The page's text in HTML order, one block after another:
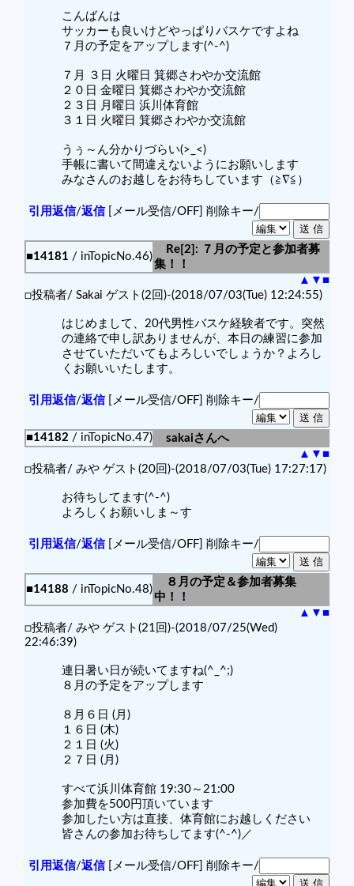
こんばんは
サッカーも良いけどやっぱりバスケですよね
７月の予定をアップします(^-^)
７月 ３日 火曜日 箕郷さわやか交流館
２０日 金曜日 箕郷さわやか交流館
２３日 月曜日 浜川体育館
３１日 火曜日 箕郷さわやか交流館
うぅ～ん分かりづらい(>_<)
手帳に書いて間違えないようにお願いします
みなさんのお越しをお待ちしています（≧∇≦）
引用返信/返信[メール受信/OFF] 削除キー/
■14181 / inTopicNo.46)
Re[2]: ７月の予定と参加者募
集！！
▲ ▼ ■
□投稿者/ Sakai ゲスト(2回)-(2018/07/03(Tue) 12:24:55)
はじめまして、20代男性バスケ経験者です。突然
の連絡で申し訳ありませんが、本日の練習に参加
させていただいてもよろしいでしょうか？よろし
くお願いいたします。
引用返信/返信[メール受信/OFF] 削除キー/
■14182 / inTopicNo.47)
sakaiさんへ
▲ ▼ ■
□投稿者/ みや ゲスト(20回)-(2018/07/03(Tue) 17:27:17)
お待ちしてます(^-^)
よろしくお願いしま～す
引用返信/返信[メール受信/OFF] 削除キー/
■14188 / inTopicNo.48)
８月の予定＆参加者募集
中！！
▲ ▼ ■
□投稿者/ みや ゲスト(21回)-(2018/07/25(Wed)
22:46:39)
連日暑い日が続いてますね(^_^;)
８月の予定をアップします
８月６日 (月)
１６日 (木)
２１日 (火)
２７日 (月)
すべて浜川体育館 19:30～21:00
参加費を500円頂いています
参加したい方は直接、体育館にお越しください
皆さんの参加お待ちしてます(^-^)／
引用返信/返信[メール受信/OFF] 削除キー/